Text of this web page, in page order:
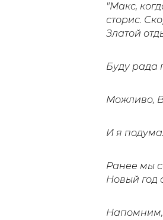
"Макс,
сторис.
Златой
Буду рада
Можливо,
И я
Ранее мы
Новый год
Напомним,